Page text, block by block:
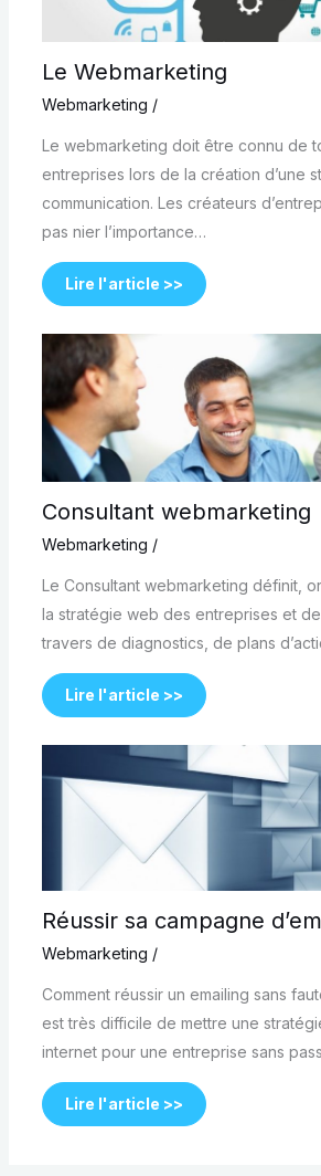
Le Webmarketing
Webmarketing /
Le webmarketing doit être connu de
entreprises lors de la création d’une
communication. Les créateurs
pas nier l’importance…
Lire l'article >>
Consultant webmarketing
Webmarketing /
Le Consultant webmarketing définit,
la stratégie web des entreprises et
travers de diagnostics, de plans
Lire l'article >>
Réussir sa campagne
Webmarketing /
Comment réussir un emailing sans
est très difficile de mettre une
internet pour une entreprise sans
Lire l'article >>